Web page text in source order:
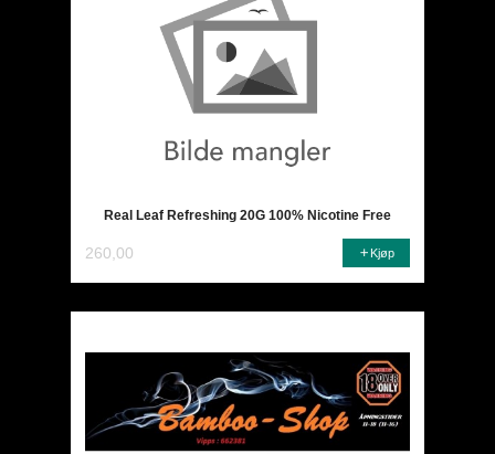
Real Leaf Refreshing 20G 100% Nicotine Free
260,00 Kjøp